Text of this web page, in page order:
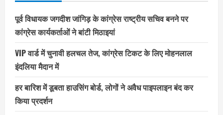
पूर्व विधायक जगदीश जांगिड़ के कांग्रेस राष्ट्रीय सचिव बनने पर
कांग्रेस कार्यकर्ताओं ने बांटी मिठाइयां
VIP वार्ड में चुनावी हलचल तेज, कांग्रेस टिकट के लिए मोहनलाल
इंदलिया मैदान में
हर बारिश में डूबता हाउसिंग बोर्ड, लोगों ने अवैध पाइपलाइन बंद कर
किया प्रदर्शन